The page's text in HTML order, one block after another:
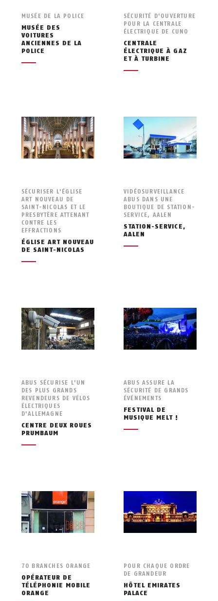
MUSÉE DE LA POLICE
MUSÉE DES
VOITURES
ANCIENNES DE LA
POLICE
SÉCURITÉ D'OUVERTURE
POUR LA CENTRALE
ÉLECTRIQUE DE CUNO
CENTRALE
ÉLECTRIQUE À GAZ
ET À TURBINE
SÉCURISER L'ÉGLISE
ART NOUVEAU DE
SAINT-NICOLAS ET LE
PRESBYTÈRE ATTENANT
CONTRE LES
EFFRACTIONS
ÉGLISE ART NOUVEAU
DE SAINT-NICOLAS
VIDÉOSURVEILLANCE
ABUS DANS UNE
BOUTIQUE DE STATION-
SERVICE, AALEN
STATION-SERVICE,
AALEN
ABUS SÉCURISE L'UN
DES PLUS GRANDS
REVENDEURS DE VÉLOS
ÉLECTRIQUES
D'ALLEMAGNE
CENTRE DEUX ROUES
PRUMBAUM
ABUS ASSURE LA
SÉCURITÉ DE GRANDS
ÉVÉNEMENTS
FESTIVAL DE
MUSIQUE MELT !
70 BRANCHES ORANGE
OPÉRATEUR DE
TÉLÉPHONIE MOBILE
ORANGE
POUR CHAQUE ORDRE
DE GRANDEUR
HÔTEL EMIRATES
PALACE